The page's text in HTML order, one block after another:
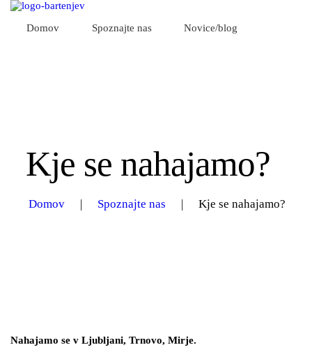
Domov Spoznajte nas Novice/blog
SPOZNAJTE NAS
Kje se nahajamo?
Domov Spoznajte nas Kje se nahajamo?
Nahajamo se v Ljubljani, Trnovo, Mirje.